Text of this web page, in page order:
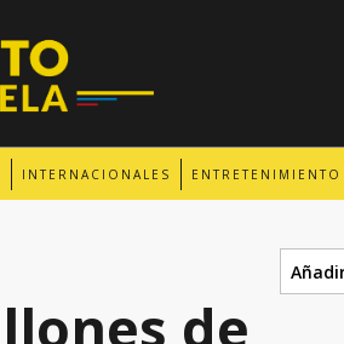
INTERNACIONALES ENTRETENIMIENTO
de